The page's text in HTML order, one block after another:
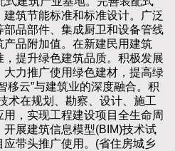
筑节能标准和标准设计。广泛
品部件、集成厨卫和设备管线
品附加值。在新建民用建筑
提升绿色建筑品质。积极发展
力推广使用绿色建材，提高绿
移云”与建筑业的深度融合。积
术在规划、勘察、设计、施工
，实现工程建设项目全生命周
展建筑信息模型(BIM)技术试
带头推广使用。(省住房城乡